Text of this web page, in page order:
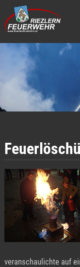
direkt zur Navigation
direkt zum Inhalt
veranschaulichte auf